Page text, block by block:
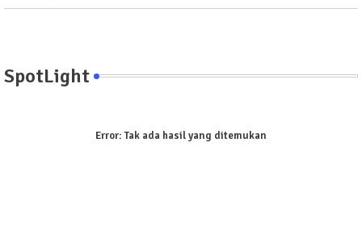
SpotLight
Error:Tak ada hasil yang ditemukan